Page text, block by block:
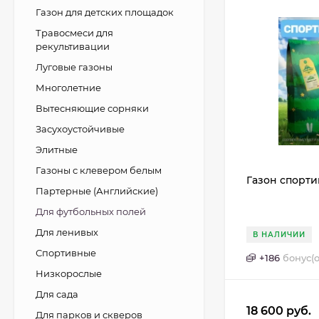
Газон
В НАЛИЧИИ
+186
18 600 руб.
Газон для детских площадок
Травосмеси для
рекультивации
Луговые газоны
Многолетние
Вытесняющие сорняки
Засухоустойчивые
Элитные
Газоны с клевером белым
Партерные (Английские)
Для футбольных полей
Для ленивых
Спортивные
Низкорослые
Для сада
Для парков и скверов